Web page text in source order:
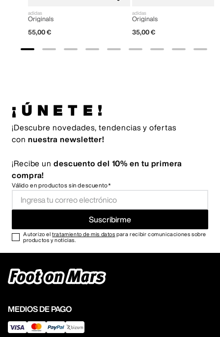
adidas
Originals
55,00 €
adidas
Originals
35,00 €
¡ÚNETE!
¡Descubre novedades, tendencias y ofertas
con nuestra newsletter!
¡Recibe un descuento del 10% en tu primera
compra!
Válido en productos sin descuento*
Suscribirme
Autorizo eltratamiento de mis datos para recibir comunicaciones sobre
productos y noticias.
MEDIOS DE PAGO